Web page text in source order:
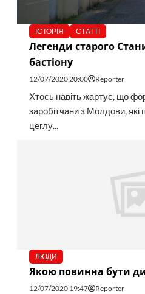
ІСТОРІЯ СТАТТІ
Легенди старого
бастіону
12/07/2020 20:00 Reporter
Хтось навіть жартує, що
заробітчани з Молдови, які
цеглу...
ЛЮДИ
Якою повинна бути
12/07/2020 19:47 Reporter